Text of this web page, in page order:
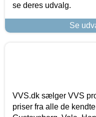
se deres udvalg.
Se
VVS.dk sælger VVS
priser fra alle de